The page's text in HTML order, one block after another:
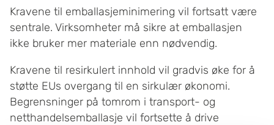
Kravene til emballasjeminimering vil fortsatt være
sentrale. Virksomheter må sikre at emballasjen
ikke bruker mer materiale enn nødvendig.
Kravene til resirkulert innhold vil gradvis øke for å
støtte EUs overgang til en sirkulær økonomi.
Begrensninger på tomrom i transport- og
netthandelsemballasje vil fortsette å drive